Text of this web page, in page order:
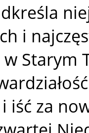
i
Starym
iść za